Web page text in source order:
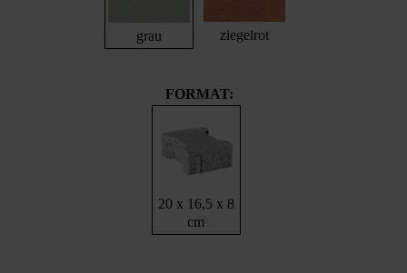
grau ziegelrot
FORMAT:
20 x 16,5 x 8
cm